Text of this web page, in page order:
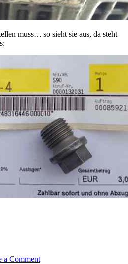
muss… so sieht sie aus, da steht
a Commenton